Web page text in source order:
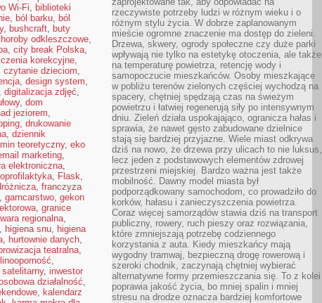
Wi-Fi, biblioteki
, ból barku, ból
, bushcraft, buty
odkleszczowe,
, city break Polska,
korekcyjne,
czytanie dzieciom,
, design system,
digitalizacja zdjęć,
, dom
jeziorem,
, drukowanie
, dziennik
teoretyczny, eko
marketing,
elektroniczna,
, Flask,
, franczyza
, garncarstwo, gekon
, granice
regionalna,
, higiena snu, higiena
, hurtownie danych,
teatralna,
,
, inwestor
działalność,
, kalendarz
rzeczywiste potrzeby ludzi w różnym wieku i o
różnym stylu życia. W dobrze zaplanowanym
mieście ogromne znaczenie ma dostęp do zieleni.
Drzewa, skwery, ogrody społeczne czy duże parki
wpływają nie tylko na estetykę otoczenia, ale także
na temperaturę powietrza, retencję wody i
samopoczucie mieszkańców. Osoby mieszkające
w pobliżu terenów zielonych częściej wychodzą na
spacery, chętniej spędzają czas na świeżym
powietrzu i łatwiej regenerują siły po intensywnym
dniu. Zieleń działa uspokajająco, ogranicza hałas i
sprawia, że nawet gęsto zabudowane dzielnice
stają się bardziej przyjazne. Wiele miast odkrywa
dziś na nowo, że drzewa przy ulicach to nie luksus,
lecz jeden z podstawowych elementów zdrowej
przestrzeni miejskiej. Bardzo ważna jest także
mobilność. Dawny model miasta był
podporządkowany samochodom, co prowadziło do
korków, hałasu i zanieczyszczenia powietrza.
Coraz więcej samorządów stawia dziś na transport
publiczny, rowery, ruch pieszy oraz rozwiązania,
które zmniejszają potrzebę codziennego
korzystania z auta. Kiedy mieszkańcy mają
wygodny tramwaj, bezpieczną drogę rowerową i
szeroki chodnik, zaczynają chętniej wybierać
alternatywne formy przemieszczania się. To z kolei
poprawia jakość życia, bo mniej spalin i mniej
stresu na drodze oznacza bardziej komfortowe